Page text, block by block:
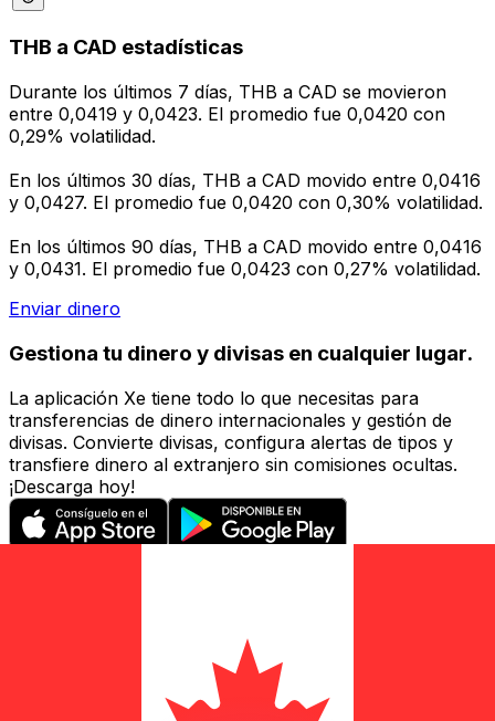
THB a CAD estadísticas
Durante los últimos 7 días, THB a CAD se movieron
entre 0,0419 y 0,0423. El promedio fue 0,0420 con
0,29% volatilidad.
En los últimos 30 días, THB a CAD movido entre 0,0416
y 0,0427. El promedio fue 0,0420 con 0,30% volatilidad.
En los últimos 90 días, THB a CAD movido entre 0,0416
y 0,0431. El promedio fue 0,0423 con 0,27% volatilidad.
Enviar dinero
Gestiona tu dinero y divisas en cualquier lugar.
La aplicación Xe tiene todo lo que necesitas para
transferencias de dinero internacionales y gestión de
divisas. Convierte divisas, configura alertas de tipos y
transfiere dinero al extranjero sin comisiones ocultas.
¡Descarga hoy!